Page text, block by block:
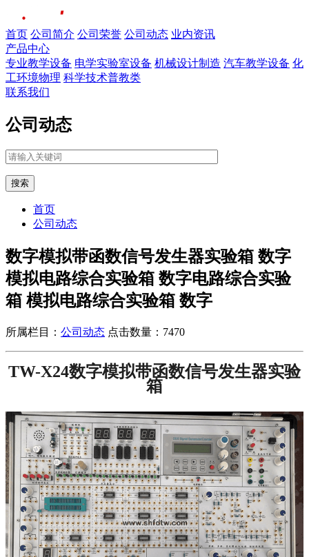
首页 公司简介 公司荣誉 公司动态 业内资讯
产品中心
专业教学设备 电学实验室设备 机械设计制造 汽车教学设备 化
工环境物理 科学技术普教类
联系我们
公司动态
搜索
首页
公司动态
数字模拟带函数信号发生器实验箱 数字
模拟电路综合实验箱 数字电路综合实验
箱 模拟电路综合实验箱 数字
所属栏目： 公司动态 点击数量： 7470
TW-X24数字模拟带函数信号发生器实验
箱